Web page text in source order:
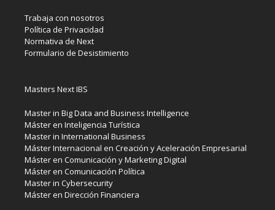
Trabaja con nosotros
Política de Privacidad
Normativa de Next
Formulario de Desistimiento
Masters Next IBS
Master in Big Data and Business Intelligence
Máster en Inteligencia Turística
Master in International Business
Máster Internacional en Creación y Aceleración Empresarial
Máster en Comunicación y Marketing Digital
Máster en Comunicación Política
Master in Cybersecurity
Máster en Dirección Financiera